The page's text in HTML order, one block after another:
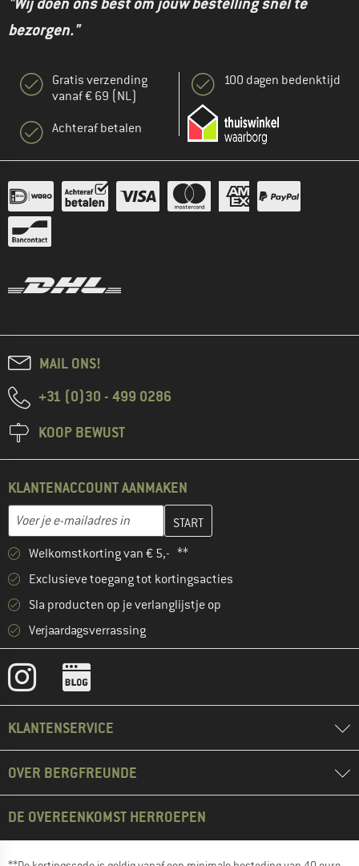
bezorgen."
Gratis verzending
vanaf € 69 (NL)
Achteraf betalen
100 dagen bedenktijd
MAIL ONS!
+31 (0)30 - 499 0286
KOOP BEWUST
KLANTENACCOUNT AANMAKEN
E-mailadres
Vul je e-mailadres hier in en maak in de volgende stap je
Welkomstkorting van € 5,- **
Exclusieve toegang tot kortingsacties
Sla producten op je verlanglijstje op
Verjaardagsverrassing
KLANTENSERVICE
OVER BERGFREUNDE
DE OVEREENKOMST HERROEPEN